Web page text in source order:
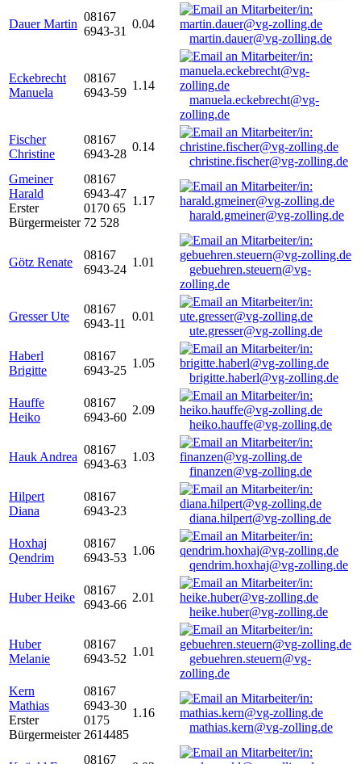
Dauer Martin
08167
6943-31
0.04
martin.dauer@vg-zolling.de
Eckebrecht
Manuela
08167
6943-59
1.14
manuela.eckebrecht@vg-
zolling.de
Fischer
Christine
08167
6943-28
0.14
christine.fischer@vg-zolling.de
Gmeiner
Harald
Erster
Bürgermeister
08167
6943-47
0170 65
72 528
1.17
harald.gmeiner@vg-zolling.de
Götz Renate
08167
6943-24
1.01
gebuehren.steuern@vg-
zolling.de
Gresser Ute
08167
6943-11
0.01
ute.gresser@vg-zolling.de
Haberl
Brigitte
08167
6943-25
1.05
brigitte.haberl@vg-zolling.de
Hauffe
Heiko
08167
6943-60
2.09
heiko.hauffe@vg-zolling.de
Hauk Andrea
08167
6943-63
1.03
finanzen@vg-zolling.de
Hilpert
Diana
08167
6943-23
diana.hilpert@vg-zolling.de
Hoxhaj
Qendrim
08167
6943-53
1.06
qendrim.hoxhaj@vg-zolling.de
Huber Heike
08167
6943-66
2.01
heike.huber@vg-zolling.de
Huber
Melanie
08167
6943-52
1.01
gebuehren.steuern@vg-
zolling.de
Kern
Mathias
Erster
Bürgermeister
08167
6943-30
0175
2614485
1.16
mathias.kern@vg-zolling.de
08167